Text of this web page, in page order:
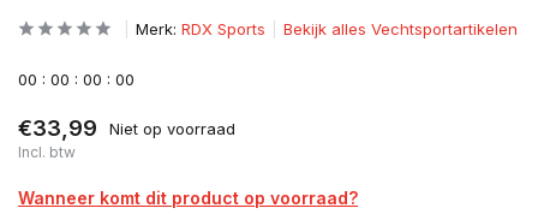
Merk: RDX Sports Bekijk alles Vechtsportartikelen
00 : 00 : 00 : 00
€33,99 Niet op voorraad
Incl. btw
Wanneer komt dit product op voorraad?